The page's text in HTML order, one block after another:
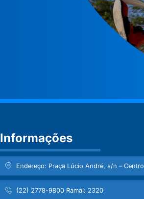
Informações
Endereço: Praça Lúcio André, s/n – Centro
(22) 2778-9800 Ramal: 2320